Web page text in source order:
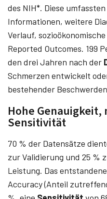
des NIH*. Diese
Informationen, weitere
Verlauf,
Reported Outcomes. 199
den drei Jahren nach der
Schmerzen entwickelt
bestehender
Hohe Genauigkeit,
Sensitivität
70 % der Datensätze
zur Validierung und 25 %
Leistung. Das
Accuracy (Anteil